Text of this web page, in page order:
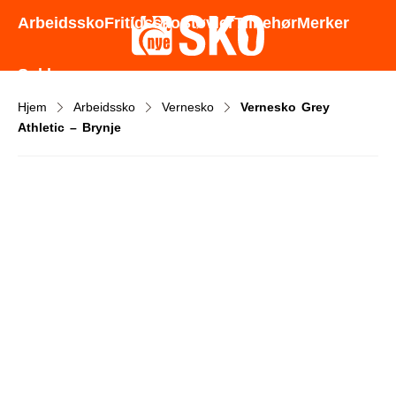
Godt utvalg - Gode priser - Rask levering
ArbeidsskoFritidsskoStøvlerTilbehørMerker
Sokker
Hjem Arbeidssko Vernesko
Vernesko Grey
Athletic – Brynje